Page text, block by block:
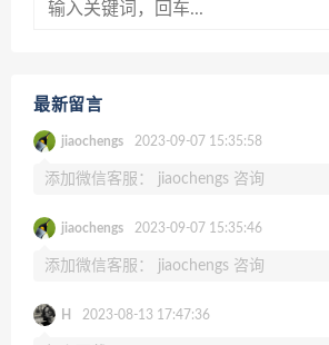
最新留言
jiaochengs 2023-09-07 15:35:58
添加微信客服： jiaochengs 咨询
jiaochengs 2023-09-07 15:35:46
添加微信客服： jiaochengs 咨询
H 2023-08-13 17:47:36